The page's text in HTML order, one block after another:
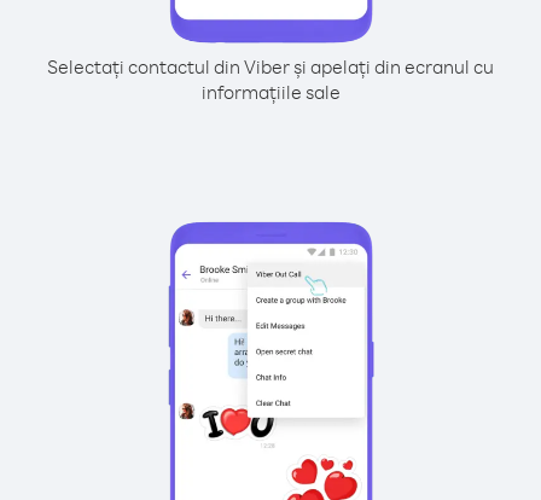
Selectați contactul din Viber și apelați din ecranul cu
informațiile sale